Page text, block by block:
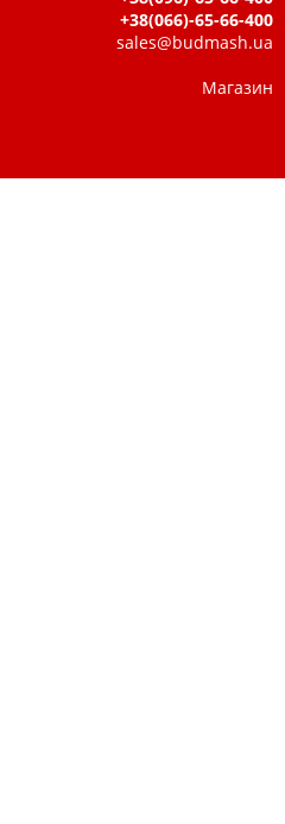
+38(066)-65-66-400
sales@budmash.ua
Магазин